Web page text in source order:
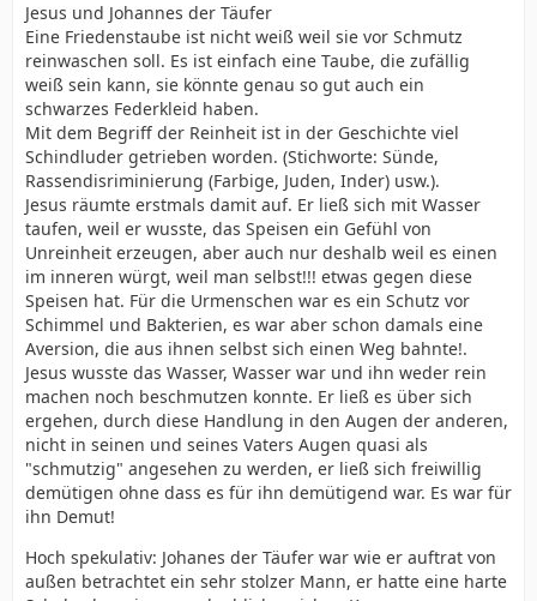
Jesus und Johannes der Täufer
Eine Friedenstaube ist nicht weiß weil sie vor Schmutz
reinwaschen soll. Es ist einfach eine Taube, die zufällig
weiß sein kann, sie könnte genau so gut auch ein
schwarzes Federkleid haben.
Mit dem Begriff der Reinheit ist in der Geschichte viel
Schindluder getrieben worden. (Stichworte: Sünde,
Rassendisriminierung (Farbige, Juden, Inder) usw.).
Jesus räumte erstmals damit auf. Er ließ sich mit Wasser
taufen, weil er wusste, das Speisen ein Gefühl von
Unreinheit erzeugen, aber auch nur deshalb weil es einen
im inneren würgt, weil man selbst!!! etwas gegen diese
Speisen hat. Für die Urmenschen war es ein Schutz vor
Schimmel und Bakterien, es war aber schon damals eine
Aversion, die aus ihnen selbst sich einen Weg bahnte!.
Jesus wusste das Wasser, Wasser war und ihn weder rein
machen noch beschmutzen konnte. Er ließ es über sich
ergehen, durch diese Handlung in den Augen der anderen,
nicht in seinen und seines Vaters Augen quasi als
"schmutzig" angesehen zu werden, er ließ sich freiwillig
demütigen ohne dass es für ihn demütigend war. Es war für
ihn Demut!
Hoch spekulativ: Johanes der Täufer war wie er auftrat von
außen betrachtet ein sehr stolzer Mann, er hatte eine harte